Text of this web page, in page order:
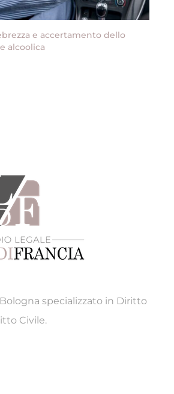
e accertamento dello
alcoolica
specializzato in Diritto
Civile.